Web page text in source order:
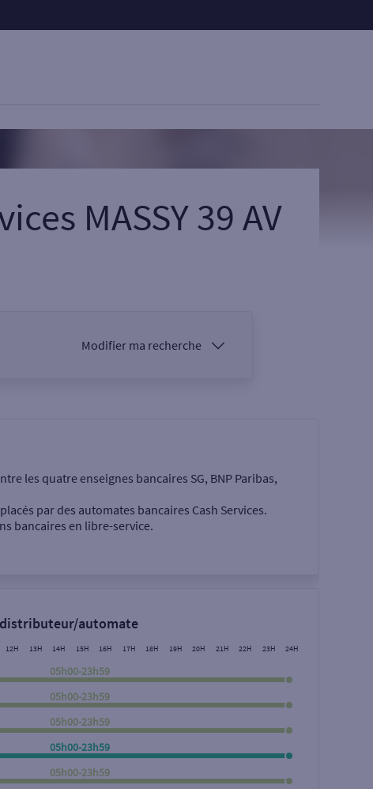
MASSY 39 AV
Modifier ma recherche
€
Rechercher
les quatre enseignes bancaires SG, BNP Paribas,
par des automates bancaires Cash Services.
bancaires en libre-service.
automate
12H 13H 14H 15H 16H 17H 18H 19H 20H 21H 22H 23H 24H
05h00-23h59
05h00-23h59
05h00-23h59
05h00-23h59
05h00-23h59